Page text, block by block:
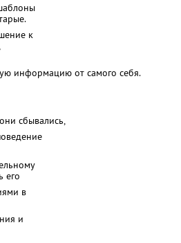
к
информацию от самого себя.
сбывались,
его
в
и